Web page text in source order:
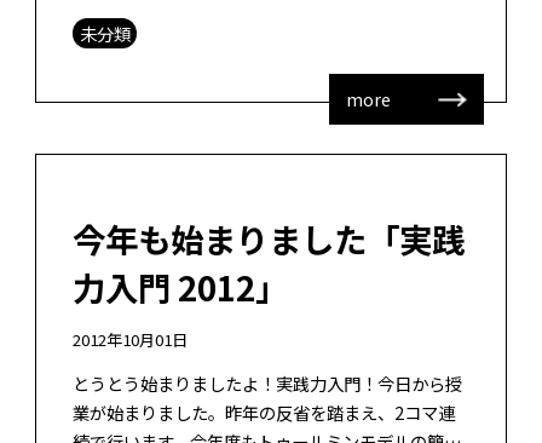
のラーニングコモンズにもできました！！壁一面、
これでホワイトボードとなりました。学 […]
未分類
more
今年も始まりました「実践
力入門 2012」
2012年10月01日
とうとう始まりましたよ！実践力入門！今日から授
業が始まりました。昨年の反省を踏まえ、2コマ連